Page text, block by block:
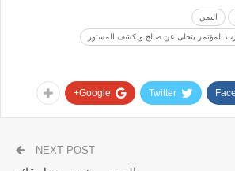
اليمن
المؤتمر يتخلى عن صالح ويكشف المستور
Twitter
Google+
NEXT POST